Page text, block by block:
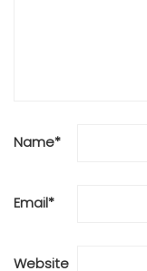
Name*
Email*
Website